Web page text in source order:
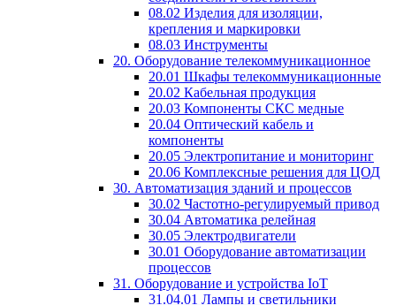
08.02 Изделия для изоляции,
крепления и маркировки
08.03 Инструменты
20. Оборудование телекоммуникационное
20.01 Шкафы телекоммуникационные
20.02 Кабельная продукция
20.03 Компоненты СКС медные
20.04 Оптический кабель и
компоненты
20.05 Электропитание и мониторинг
20.06 Комплексные решения для ЦОД
30. Автоматизация зданий и процессов
30.02 Частотно-регулируемый привод
30.04 Автоматика релейная
30.05 Электродвигатели
30.01 Оборудование автоматизации
процессов
31. Оборудование и устройства IoT
31.04.01 Лампы и светильники